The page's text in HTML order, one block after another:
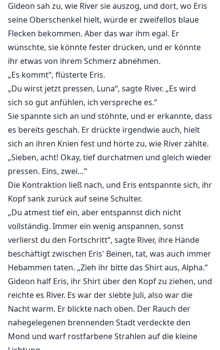
Gideon sah zu, wie River sie auszog, und dort, wo Eris
seine Oberschenkel hielt, würde er zweifellos blaue
Flecken bekommen. Aber das war ihm egal. Er
wünschte, sie könnte fester drücken, und er könnte
ihr etwas von ihrem Schmerz abnehmen.
„Es kommt“, flüsterte Eris.
„Du wirst jetzt pressen, Luna“, sagte River. „Es wird
sich so gut anfühlen, ich verspreche es.“
Sie spannte sich an und stöhnte, und er erkannte, dass
es bereits geschah. Er drückte irgendwie auch, hielt
sich an ihren Knien fest und hörte zu, wie River zählte.
„Sieben, acht! Okay, tief durchatmen und gleich wieder
pressen. Eins, zwei…“
Die Kontraktion ließ nach, und Eris entspannte sich, ihr
Kopf sank zurück auf seine Schulter.
„Du atmest tief ein, aber entspannst dich nicht
vollständig. Immer ein wenig anspannen, sonst
verlierst du den Fortschritt“, sagte River, ihre Hände
beschäftigt zwischen Eris' Beinen, tat, was auch immer
Hebammen taten. „Zieh ihr bitte das Shirt aus, Alpha.“
Gideon half Eris, ihr Shirt über den Kopf zu ziehen, und
reichte es River. Es war der siebte Juli, also war die
Nacht warm. Er blickte nach oben. Der Rauch der
nahegelegenen brennenden Stadt verdeckte den
Mond und warf rostfarbene Strahlen auf die kleine